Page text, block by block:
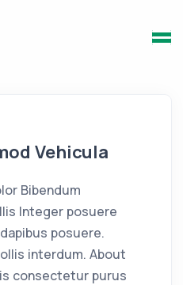
Vehicula
Bibendum
Integer posuere
posuere.
interdum. About
consectetur purus